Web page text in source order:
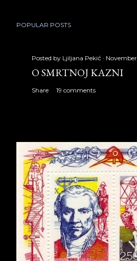
POPULAR POSTS
Posted by Ljiljana Pekić
O SMRTNOJ KAZNI
Share 19 comments